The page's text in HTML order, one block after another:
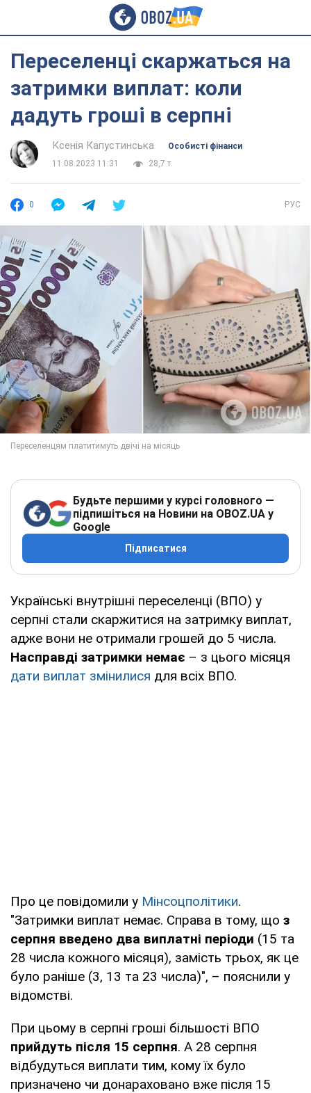
Переселенці скаржаться на
затримки виплат: коли
дадуть гроші в серпні
Ксенія Капустинська
Особисті фінанси
11.08.2023 11:31
28,7 т.
0 РУС
Будьте першими у курсі головного —
підпишіться на Новини на OBOZ.UA у
Google
Підписатися
Українські внутрішні переселенці (ВПО) у
серпні стали скаржитися на затримку виплат,
адже вони не отримали грошей до 5 числа.
Насправді затримки немає – з цього місяця
дати виплат змінилися для всіх ВПО.
Про це повідомили у Мінсоцполітики.
"Затримки виплат немає. Справа в тому, що з
серпня введено два виплатні періоди (15 та
28 числа кожного місяця), замість трьох, як це
було раніше (3, 13 та 23 числа)", – пояснили у
відомстві.
При цьому в серпні гроші більшості ВПО
прийдуть після 15 серпня. А 28 серпня
відбудуться виплати тим, кому їх було
призначено чи донараховано вже після 15